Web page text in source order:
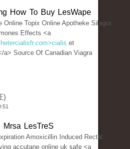
How To Buy LesWape
Online Topix Online Apotheke Silagra
Effects <a
et
a> Source Of Canadian Viagra
)
Mrsa LesTreS
Amoxicillin Induced Rectal
accutane online uk safe <a